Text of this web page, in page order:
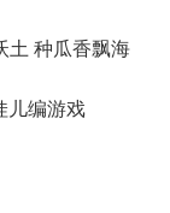
土 种瓜香飘海
儿编游戏